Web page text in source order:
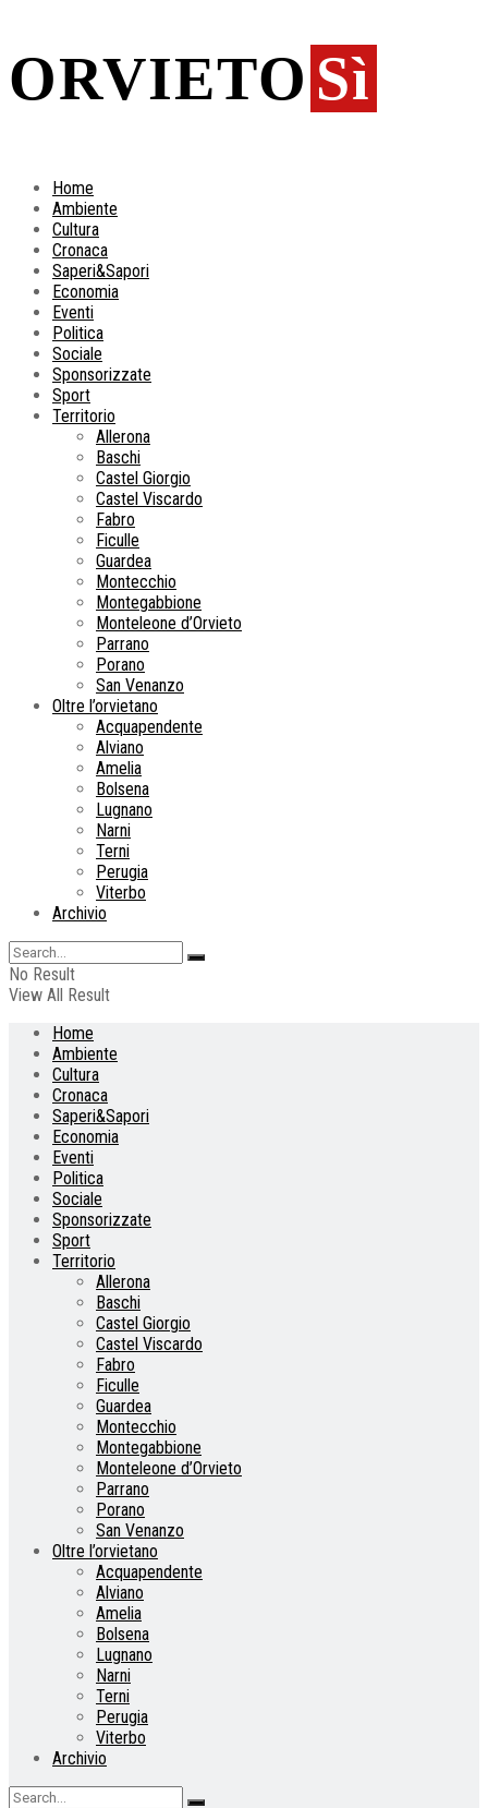
ORVIETO Sì
Home
Ambiente
Cultura
Cronaca
Saperi&Sapori
Economia
Eventi
Politica
Sociale
Sponsorizzate
Sport
Territorio
Allerona
Baschi
Castel Giorgio
Castel Viscardo
Fabro
Ficulle
Guardea
Montecchio
Montegabbione
Monteleone d’Orvieto
Parrano
Porano
San Venanzo
Oltre l’orvietano
Acquapendente
Alviano
Amelia
Bolsena
Lugnano
Narni
Terni
Perugia
Viterbo
Archivio
No Result
View All Result
Home
Ambiente
Cultura
Cronaca
Saperi&Sapori
Economia
Eventi
Politica
Sociale
Sponsorizzate
Sport
Territorio
Allerona
Baschi
Castel Giorgio
Castel Viscardo
Fabro
Ficulle
Guardea
Montecchio
Montegabbione
Monteleone d’Orvieto
Parrano
Porano
San Venanzo
Oltre l’orvietano
Acquapendente
Alviano
Amelia
Bolsena
Lugnano
Narni
Terni
Perugia
Viterbo
Archivio